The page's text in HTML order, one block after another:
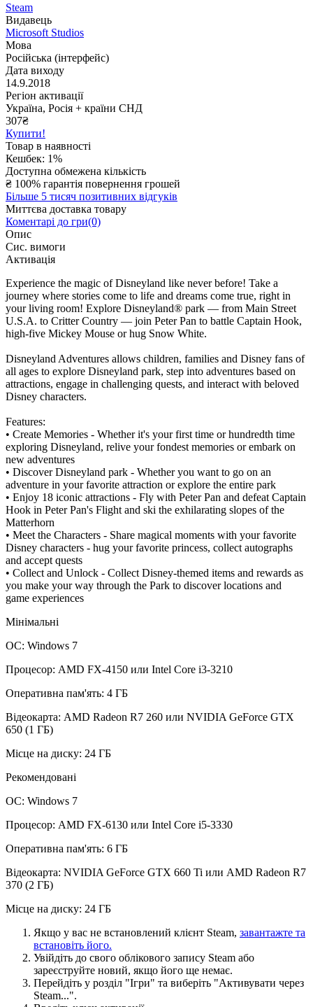
Steam
Видавець
Microsoft Studios
Мова
Російська (інтерфейс)
Дата виходу
14.9.2018
Регіон активації
Україна, Росія + країни СНД
307₴
Купити!
Товар в наявності
Кешбек: 1%
Доступна обмежена кількість
₴ 100% гарантія повернення грошей
Більше 5 тисяч позитивних відгуків
Миттєва доставка товару
Коментарі до гри(0)
Опис
Сис. вимоги
Активація
Experience the magic of Disneyland like never before! Take a
journey where stories come to life and dreams come true, right in
your living room! Explore Disneyland® park — from Main Street
U.S.A. to Critter Country — join Peter Pan to battle Captain Hook,
high-five Mickey Mouse or hug Snow White.
Disneyland Adventures allows children, families and Disney fans of
all ages to explore Disneyland park, step into adventures based on
attractions, engage in challenging quests, and interact with beloved
Disney characters.
Features:
• Create Memories - Whether it's your first time or hundredth time
exploring Disneyland, relive your fondest memories or embark on
new adventures
• Discover Disneyland park - Whether you want to go on an
adventure in your favorite attraction or explore the entire park
• Enjoy 18 iconic attractions - Fly with Peter Pan and defeat Captain
Hook in Peter Pan's Flight and ski the exhilarating slopes of the
Matterhorn
• Meet the Characters - Share magical moments with your favorite
Disney characters - hug your favorite princess, collect autographs
and accept quests
• Collect and Unlock - Collect Disney-themed items and rewards as
you make your way through the Park to discover locations and
game experiences
Мінімальні
ОС: Windows 7
Процесор: AMD FX-4150 или Intel Core i3-3210
Оперативна пам'ять: 4 ГБ
Відеокарта: AMD Radeon R7 260 или NVIDIA GeForce GTX
650 (1 ГБ)
Місце на диску: 24 ГБ
Рекомендовані
ОС: Windows 7
Процесор: AMD FX-6130 или Intel Core i5-3330
Оперативна пам'ять: 6 ГБ
Відеокарта: NVIDIA GeForce GTX 660 Ti или AMD Radeon R7
370 (2 ГБ)
Місце на диску: 24 ГБ
Якщо у вас не встановлений клієнт Steam, завантажте та
встановіть його.
Увійдіть до свого облікового запису Steam або
зареєструйте новий, якщо його ще немає.
Перейдіть у розділ "Ігри" та виберіть "Активувати через
Steam...".